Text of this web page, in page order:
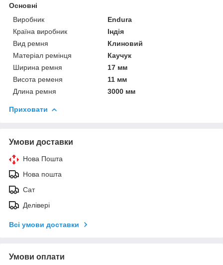
Основні
Виробник
Endura
Країна виробник
Індія
Вид ремня
Клиновий
Матеріал ремінця
Каучук
Ширина ремня
17 мм
Висота ременя
11 мм
Длина ремня
3000 мм
Приховати
Умови доставки
Нова Пошта
Нова пошта
Сат
Делівері
Всі умови доставки
Умови оплати